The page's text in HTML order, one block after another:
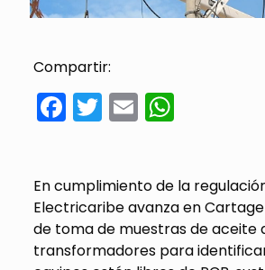
Compartir:
Facebook
Twitter
Email
En cumplimiento de la
Electricaribe avanza en
de toma de muestras de aceite
transformadores para